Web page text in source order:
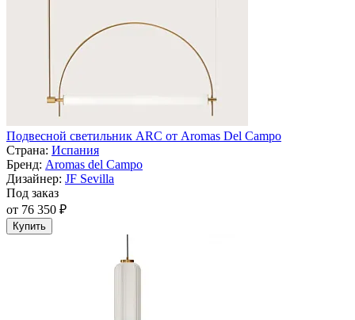
Подвесной светильник ARC от Aromas Del Campo
Страна: Испания
Бренд: Aromas del Campo
Дизайнер: JF Sevilla
Под заказ
от 76 350 ₽
Купить